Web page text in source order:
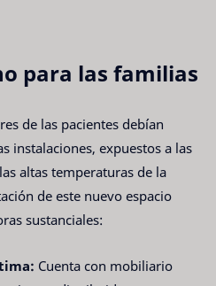
para las familias
de las pacientes debían
instalaciones, expuestos a las
altas temperaturas de la
de este nuevo espacio
sustanciales:
Cuenta con mobiliario